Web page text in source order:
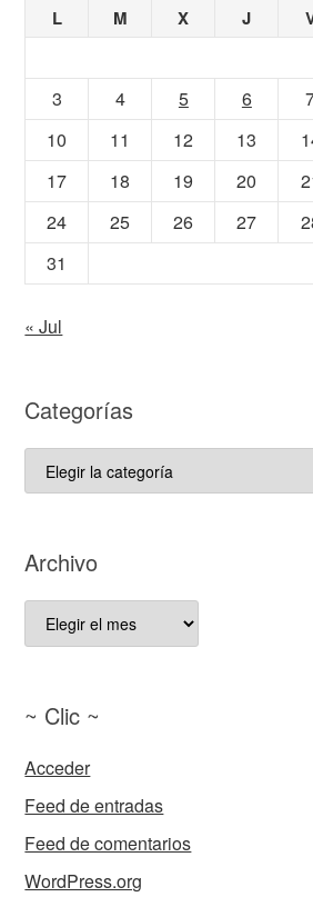
L M X J
3
4 5 6
10
11 12 13
17
18 19 20
24
25 26 27
31
« Jul
Categorías
Categorías
Archivo
Archivo
~ Clic ~
Acceder
Feed de entradas
Feed de comentarios
WordPress.org